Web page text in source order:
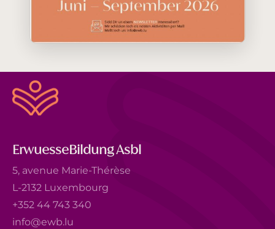
ErwuesseBildung Asbl
5, avenue Marie-Thérèse
L-2132 Luxembourg
+352 44 743 340
info@ewb.lu